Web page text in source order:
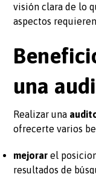
visión clara de lo
aspectos
una
Realizar una
ofrecerte varios
mejorar el
resultados de